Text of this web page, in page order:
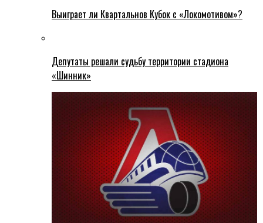
Выиграет ли Квартальнов Кубок с «Локомотивом»?
Депутаты решали судьбу территории стадиона
«Шинник»